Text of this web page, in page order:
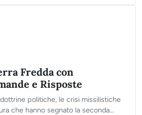
Fredda con
e Risposte
politiche, le crisi missilistiche
che hanno segnato la seconda